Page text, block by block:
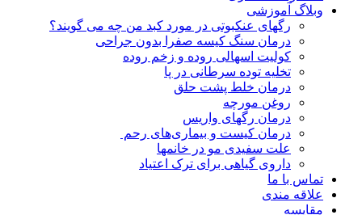
وبلاگ آموزشی
رگهای عنکبوتی در مورد کبد من چه می گویند؟
درمان سنگ کیسه صفرا بدون جراحی
کولیت اسهالی روده و زخم روده
تخلیه توده سرطانی در پا
درمان خلط پشت حلق
روغن مورچه
درمان رگهای واریس
درمان کیست و بیماری‌های رحم
علت سفیدی مو در خانمها
داروی گیاهی برای ترک اعتیاد
تماس با ما
علاقه مندی
مقایسه